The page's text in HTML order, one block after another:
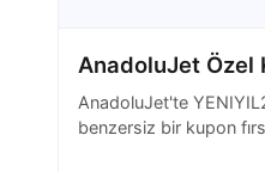
AnadoluJet Özel
AnadoluJet'te
benzersiz bir kupon